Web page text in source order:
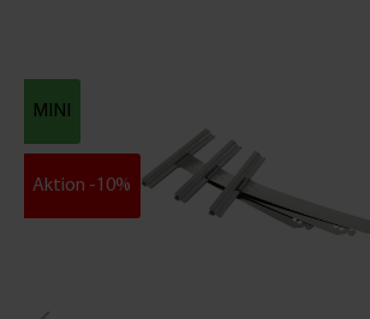
MINI
Aktion -10%